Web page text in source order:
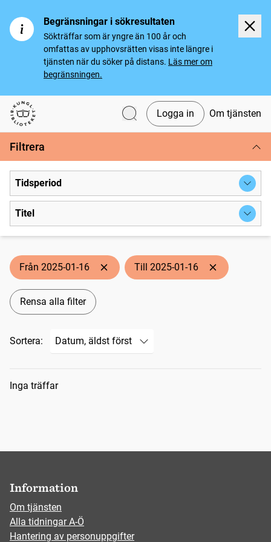
Begränsningar i sökresultaten
Sökträffar som är yngre än 100 år och
omfattas av upphovsrätten visas inte längre i
tjänsten när du söker på distans. Läs mer om
begränsningen.
Svenska tidningar
Logga in Om tjänsten
Filtrera
Tidsperiod
Titel
Från 2025-01-16 Till 2025-01-16
Rensa alla filter
Sortera:
Sökresultat
Inga träffar
Information
Om tjänsten
Alla tidningar A-Ö
Hantering av personuppgifter